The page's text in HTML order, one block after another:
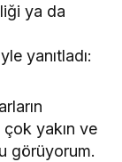
ya da
yanıtladı:
çok yakın ve
görüyorum.